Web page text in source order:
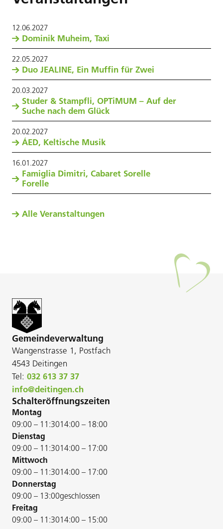
12.06.2027
Dominik Muheim, Taxi
22.05.2027
Duo JEALINE, Ein Muffin für Zwei
20.03.2027
Studer & Stampfli, OPTiMUM – Auf der
Suche nach dem Glück
20.02.2027
ÁED, Keltische Musik
16.01.2027
Famiglia Dimitri, Cabaret Sorelle
Forelle
Alle Veranstaltungen
Gemeindeverwaltung
Wangenstrasse 1, Postfach
4543 Deitingen
Tel: 032 613 37 37
info@deitingen.ch
Schalteröffnungszeiten
Montag
09:00 – 11:3014:00 – 18:00
Dienstag
09:00 – 11:3014:00 – 17:00
Mittwoch
09:00 – 11:3014:00 – 17:00
Donnerstag
09:00 – 13:00geschlossen
Freitag
09:00 – 11:3014:00 – 15:00